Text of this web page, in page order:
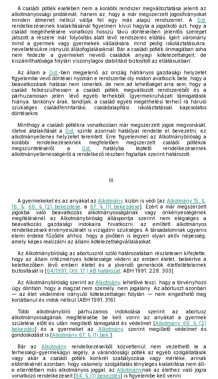
A családi pótlék esetében nem a korábbi rendszer megváltoztatása jelenti az
alkotmányossági problémát, hanem az, hogy a már megszerzett jogosítványokat
minden átmenet nélkül váltja fel egy más alapú rendszerrel. A Gst.
rendelkezéseinek kialakításánál figyelmen kívül hagyta a jogalkotó azt, hogy a
család megélhetésére vonatkozó hosszú távú döntéseiben jelentős szerepet
játszott a részére már folyósítás alatt lévő rendszeres ellátás, ígért váromány
mind a gyermek vagy gyermekek vállalására, mind pedig iskoláztatásukra,
neveltetésükre irányuló állásfoglalásoknál. Bár a családi pótlék önmagában soha
nem fedezte a gyermeket nevelő családok anyagi kötelezettségeit, de
kiszámíthatósága folytán viszonylagos stabilitást biztosított az ellátásukban.
Az állam a
Gst. -ben megjelenő, az ország hátrányos gazdasági helyzetét
figyelembe vevő döntései nyomán e rendszerbe oly módon avatkozik bele, hogy a
beavatkozások hatásai nem ismertek, de nem ad lehetőséget arra sem, hogy a
család felkészülhessen a családi pótlék megváltozott rendszeréből és a
párhuzamosan jelen lévő egyéb terhekből (gyermekruházati támogatások
hiánya, tankönyv árak, tandíjak, a család egyéb megélhetési terhei) rá háruló
szükséges családfenntartási, családalapítási, iskoláztatással kapcsolatos
döntésekre.
Minthogy a családi pótlékra vonatkozóan már megszerzett jogok megvonását,
illetve átalakítását a
Gst.
szinte azonnali hatállyal rendelte el bevezetni, ez
alkotmányellenes helyzetet teremtett. Erre figyelemmel az Alkotmánybíróság a
korábbi rendelkezéseknek megfelelően megszerzett családi pótlékok
megszüntetéséről, a Gst.
hatályba léptető rendelkezéseinek
alkotmányellenességéről a rendelkező részben foglaltak szerint határozott.
III.
A gyermekeket és az anyákat azAlkotmány külön is védi [az Alkotmány 15. §
16. §
66. § (2) bekezdése , a 67. § (1) bekezdése]. Ezért a már megszerzett
jogokba való beavatkozás alkotmányosságának vagy önkényességének
megítélésénél az Alkotmánybíróság álláspontja szerint nem elégséges a
beavatkozás gazdasági indokaira hivatkozni, az említett alkotmányos
rendelkezések érvényesülését is vizsgálni szükséges. A társadalomnak ugyanis
elemi érdeke fűződik ahhoz, hogy a jövőben is legyen olyan aktív népesség,
amely képes realizálni az állami kötelezettségvállalásokat.
Az Alkotmánybíróság az abortuszról szóló határozatában részletesen kifejtette,
hogy az állam intézményes kötelessége védeni az emberi életet, beleértve a
keletkezőben lévő emberi életet és a jövendő generációk életfeltételeinek
biztosítását is [64/1991. (XII. 17.) AB határozat , ABH 1991, 228, 303].
Az Alkotmánybíróság szerint azAlkotmány lehetővé teszi, hogy a törvényhozó
úgy döntsön, hogy a magzat nem személy, nem jogalany. Az abortuszt azonban
— az élet védelmére irányuló kötelezettségei folytán — nem engedhető meg
korlátlanul és indok nélkül (ABH 1991, 316).
Több alkotmánybíró párhuzamos indokolása szerint az abortusz
alkotmányosságának megítélésébe be kell vonni az anyákat a gyermek
születése előtt és után megillető támogatást és védelmet [Alkotmány 66. § (2)
bekezdés] és a gyermeket az Alkotmányszerint megillető védelmet és
gondoskodást is [Alkotmány 67. § (1) bek. ].
Bár az Alkotmány rendelkezéseiből közvetlenül nem vezethető le a
terhességi-gyermekágyi segély, a várandóssági pótlék az egyéb szolgáltatások
vagy akár a családi pótlék konkrét szabályozása vagy mértéke, annak
eldöntésénél azonban, hogy valamely szolgáltatás tényleges kialakítása nem áll-
e ellentétben más alkotmányos joggal, azAlkotmánynak az élethez való jogra
vonatkozó rendelkezéseit [54. § (1) bekezdés] is figyelembe kell venni.